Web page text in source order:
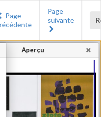
Page
Page
suivante
Aperçu